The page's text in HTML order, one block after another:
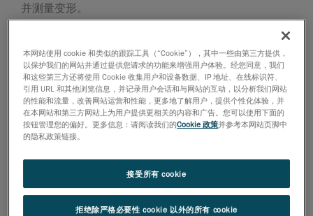
并测量变形。
动态跟踪模块是多种应用的理想选择，包括校准和引导
机器人、监控复杂的装配过程、在制造过程中补偿机床
定位误差、在测试过程中补偿变形。
了解更多信息
应用
本网站使用 cookie 和类似的跟踪工具（“Cookie”），其中一些由第三方提供，
以保护我们的网站并通过提供您请求的功能来增强用户体验。经您同意，我们
和这些第三方还将使用 Cookie 收集用户和设备数据、IP 地址、在线标识符、
引用 URL 和其他浏览信息，并记录用户会话和与网站的互动，以分析我们网站
的性能和流量，改善网站运营和性能，更多地了解用户，提供个性化体验，并
在本网站和第三方网站上为用户提供更相关的内容和广告。您可以使用下面的
按钮管理您的偏好。更多信息：请阅读我们的Cookie 政策并参考本网站页脚中
的隐私政策链接。
拒绝除严格必要性 cookie 以外的所有 cookie
接受所有 cookie